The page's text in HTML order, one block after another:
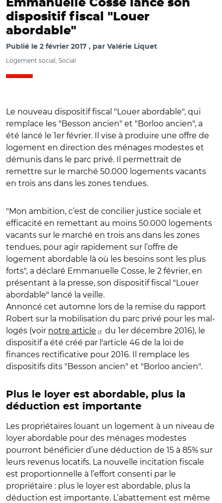
Emmanuelle Cosse lance son
dispositif fiscal "Louer
abordable"
Publié le 2 février 2017 par Valérie Liquet
Logement social, Social
Le nouveau dispositif fiscal "Louer abordable", qui
remplace les "Besson ancien" et "Borloo ancien", a
été lancé le 1er février. Il vise à produire une offre de
logement en direction des ménages modestes et
démunis dans le parc privé. Il permettrait de
remettre sur le marché 50.000 logements vacants
en trois ans dans les zones tendues.
"Mon ambition, c’est de concilier justice sociale et
efficacité en remettant au moins 50.000 logements
vacants sur le marché en trois ans dans les zones
tendues, pour agir rapidement sur l’offre de
logement abordable là où les besoins sont les plus
forts", a déclaré Emmanuelle Cosse, le 2 février, en
présentant à la presse, son dispositif fiscal "Louer
abordable" lancé la veille.
Annoncé cet automne lors de la remise du rapport
Robert sur la mobilisation du parc privé pour les mal-
logés (voir notre article
du 1er décembre 2016), le
dispositif a été créé par l'article 46 de la loi de
finances rectificative pour 2016. Il remplace les
dispositifs dits "Besson ancien" et "Borloo ancien".
Plus le loyer est abordable, plus la
déduction est importante
Les propriétaires louant un logement à un niveau de
loyer abordable pour des ménages modestes
pourront bénéficier d’une déduction de 15 à 85% sur
leurs revenus locatifs. La nouvelle incitation fiscale
est proportionnelle à l’effort consenti par le
propriétaire : plus le loyer est abordable, plus la
déduction est importante. L’abattement est même